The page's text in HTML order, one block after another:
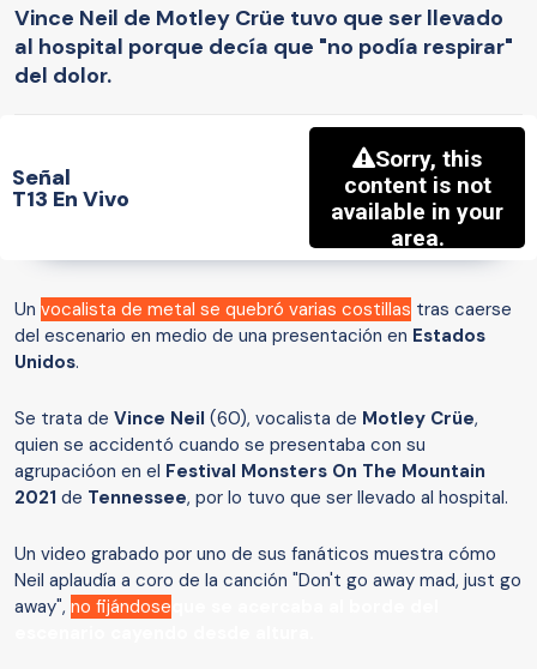
Vince Neil de Motley Crüe tuvo que ser llevado
al hospital porque decía que "no podía respirar"
del dolor.
Señal
T13 En Vivo
Un vocalista de metal se quebró varias costillas tras caerse
del escenario en medio de una presentación en Estados
Unidos.
Se trata de Vince Neil (60), vocalista de Motley Crüe,
quien se accidentó cuando se presentaba con su
agrupacióon en el Festival Monsters On The Mountain
2021 de Tennessee, por lo tuvo que ser llevado al hospital.
Un video grabado por uno de sus fanáticos muestra cómo
Neil aplaudía a coro de la canción "Don't go away mad, just go
away", no fijándose